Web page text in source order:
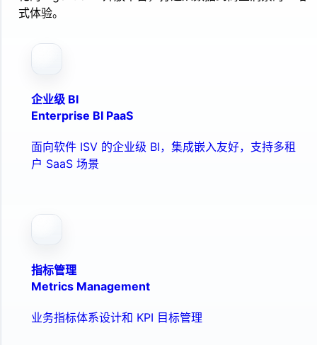
式体验。
企业级 BI
Enterprise BI PaaS
面向软件 ISV 的企业级 BI，集成嵌入友好，支持多租
户 SaaS 场景
指标管理
Metrics Management
业务指标体系设计和 KPI 目标管理